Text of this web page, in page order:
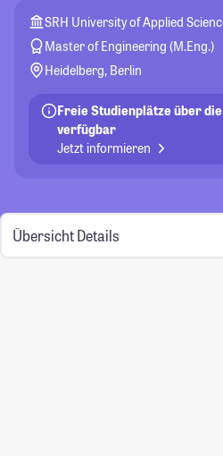
SRH University of Applied
Master of Engineering (M.Eng.)
Heidelberg, Berlin
Freie Studienplätze über
verfügbar
Jetzt informieren
Übersicht Details